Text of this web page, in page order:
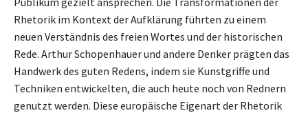
Rhetorik im Kontext der Aufklärung führten zu einem
neuen Verständnis des freien Wortes und der historischen
Rede. Arthur Schopenhauer und andere Denker prägten das
Handwerk des guten Redens, indem sie Kunstgriffe und
Techniken entwickelten, die auch heute noch von Rednern
genutzt werden. Diese europäische Eigenart der Rhetorik